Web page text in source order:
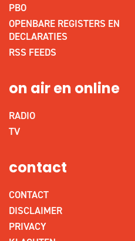
PBO
OPENBARE REGISTERS EN
DECLARATIES
RSS FEEDS
on air en online
RADIO
TV
contact
CONTACT
DISCLAIMER
PRIVACY